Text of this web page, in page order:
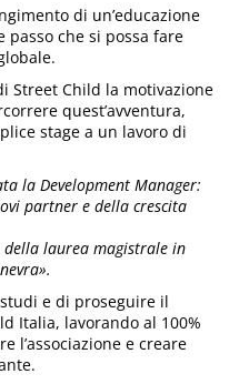
di un’educazione
che si possa fare
Street Child la motivazione
quest’avventura,
stage a un lavoro di
la Development Manager:
partner e della crescita
laurea magistrale in
e di proseguire il
Italia, lavorando al 100%
l’associazione e creare